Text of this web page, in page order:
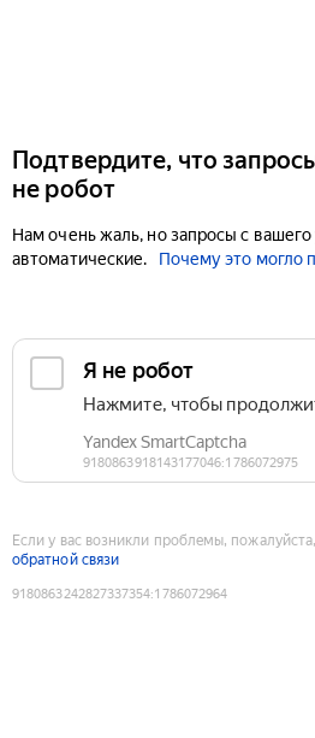
Подтвердите, что
не робот
Нам очень жаль, но запросы с
автоматические.
Почему это могло
Если у вас возникли проблемы,
обратной связи
9180863242827337354:1786072964